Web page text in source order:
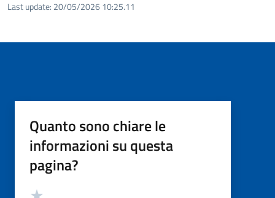
Last update: 20/05/2026 10:25.11
Quanto sono chiare le
informazioni su questa
pagina?
Valutazione